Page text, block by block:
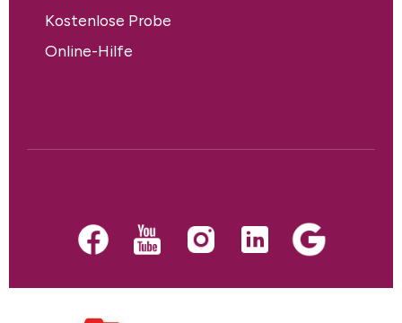
Kostenlose Probe
Online-Hilfe